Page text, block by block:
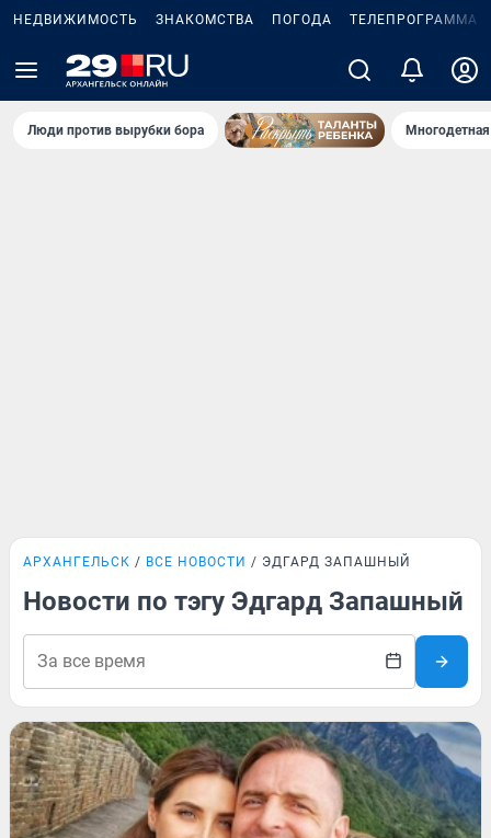
НЕДВИЖИМОСТЬ ЗНАКОМСТВА ПОГОДА ТЕЛЕПРОГРАММА
Люди против вырубки бора
АРХАНГЕЛЬСК ВСЕ НОВОСТИ ЭДГАРД ЗАПАШНЫЙ
Новости по тэгу Эдгард Запашный